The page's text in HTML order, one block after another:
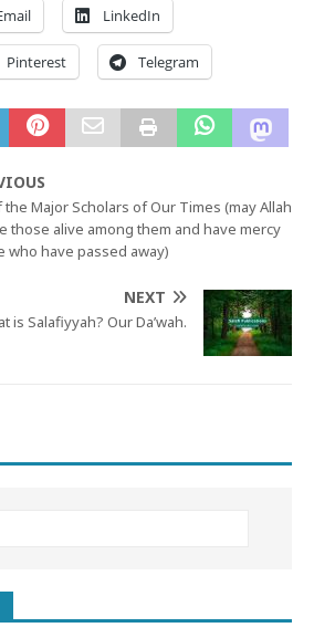
LinkedIn
Pinterest Telegram
the Major Scholars of Our Times (may Allah
those alive among them and have mercy
who have passed away)
NEXT
is Salafiyyah? Our Da’wah.